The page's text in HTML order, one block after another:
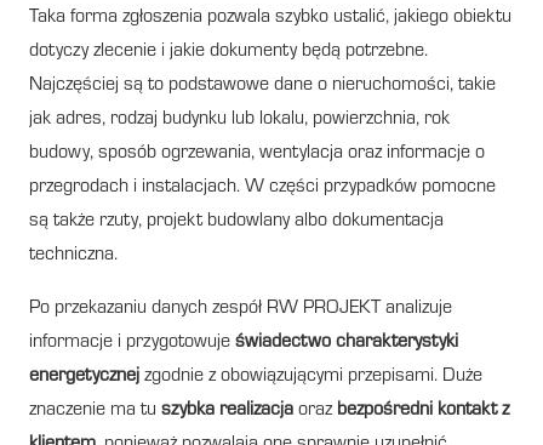
Taka forma zgłoszenia pozwala szybko ustalić, jakiego obiektu
dotyczy zlecenie i jakie dokumenty będą potrzebne.
Najczęściej są to podstawowe dane o nieruchomości, takie
jak adres, rodzaj budynku lub lokalu, powierzchnia, rok
budowy, sposób ogrzewania, wentylacja oraz informacje o
przegrodach i instalacjach. W części przypadków pomocne
są także rzuty, projekt budowlany albo dokumentacja
techniczna.
Po przekazaniu danych zespół RW PROJEKT analizuje
informacje i przygotowuje świadectwo charakterystyki
energetycznej zgodnie z obowiązującymi przepisami. Duże
znaczenie ma tu szybka realizacja oraz bezpośredni kontakt z